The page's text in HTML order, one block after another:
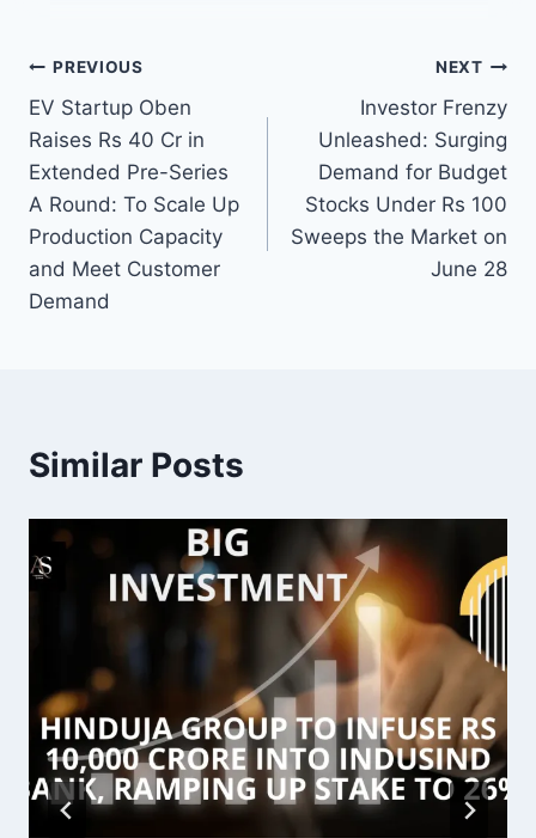
Post
navigation
PREVIOUS
EV Startup Oben
Raises Rs 40 Cr in
Extended Pre-Series
A Round: To Scale Up
Production Capacity
and Meet Customer
Demand
NEXT
Investor Frenzy
Unleashed: Surging
Demand for Budget
Stocks Under Rs 100
Sweeps the Market on
June 28
Similar Posts